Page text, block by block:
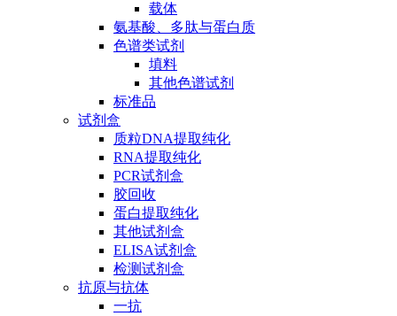
载体
氨基酸、多肽与蛋白质
色谱类试剂
填料
其他色谱试剂
标准品
试剂盒
质粒DNA提取纯化
RNA提取纯化
PCR试剂盒
胶回收
蛋白提取纯化
其他试剂盒
ELISA试剂盒
检测试剂盒
抗原与抗体
一抗